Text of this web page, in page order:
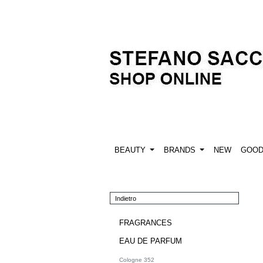
BEAUTY BRANDS NEW
Indietro
FRAGRANCES
EAU DE PARFUM
Cologne 352